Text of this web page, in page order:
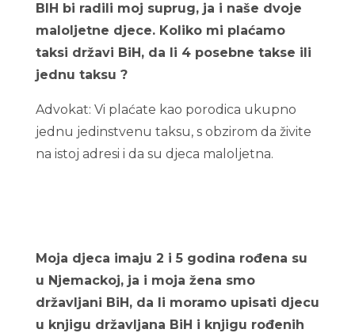
BIH bi radili moj suprug, ja i naše dvoje
maloljetne djece. Koliko mi plaćamo
taksi državi BiH, da li 4 posebne takse ili
jednu taksu ?
Advokat: Vi plaćate kao porodica ukupno
jednu jedinstvenu taksu, s obzirom da živite
na istoj adresi i da su djeca maloljetna.
Moja djeca imaju 2 i 5 godina rođena su
u Njemackoj, ja i moja žena smo
državljani BiH, da li moramo upisati djecu
u knjigu državljana BiH i knjigu rođenih